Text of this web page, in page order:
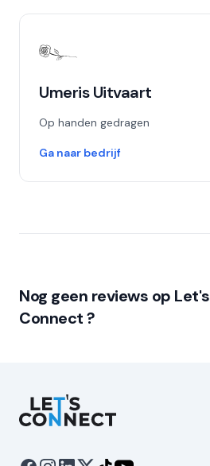
Umeris Uitvaart
Op handen gedragen
Ga naar bedrijf
Nog geen reviews op Let's
Connect ?
Let's Connect